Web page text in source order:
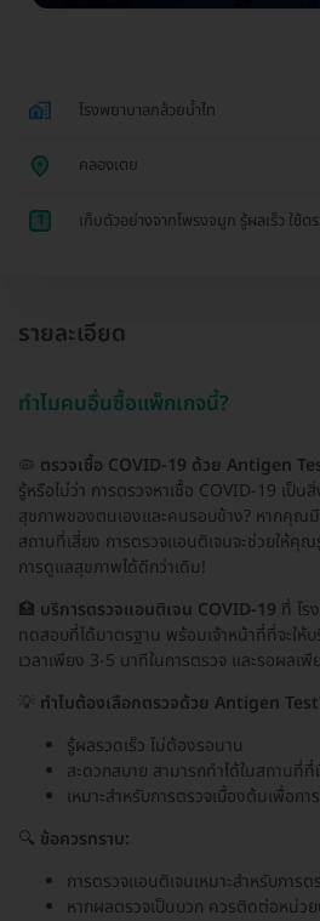
โรงพยาบาลกล้วยน้ำไท
คลองเตย
1 เก็บตัวอย่างจากโพรงจมูก รู้ผลเร็ว ใช้
รายละเอียด
ทำไมคนอื่นซื้อแพ็กเกจนี้?
🦠 ตรวจเชื้อ COVID-19 ด้วย Antigen
รู้หรือไม่ว่า การตรวจหาเชื้อ COVID-19 เป็
สุขภาพของตนเองและคนรอบข้าง? หากคุณมี
สถานที่เสี่ยง การตรวจแอนติเจนจะช่วยให้คุ
การดูแลสุขภาพได้ดีกว่าเดิม!
🏥 บริการตรวจแอนติเจน COVID-19 ที่ โร
ทดสอบที่ได้มาตรฐาน พร้อมเจ้าหน้าที่ที่จะให้
เวลาเพียง 3-5 นาทีในการตรวจ และรอผลเ
💡 ทำไมต้องเลือกตรวจด้วย Antigen
รู้ผลรวดเร็ว ไม่ต้องรอนาน
สะดวกสบาย สามารถทำได้ในสถานที่ที่
เหมาะสำหรับการตรวจเบื้องต้นเพื่อกา
🔍 ข้อควรทราบ:
การตรวจแอนติเจนเหมาะสำหรับการ
หากผลตรวจเป็นบวก ควรติดต่อหน่วย